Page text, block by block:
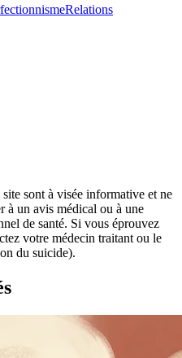
Relations
sont à visée informative et ne
à un avis médical ou à une
de santé. Si vous éprouvez
votre médecin traitant ou le
du suicide).